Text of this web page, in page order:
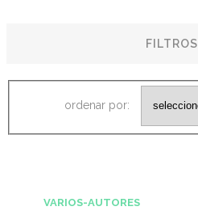
FILTROS
ordenar por:
VARIOS-AUTORES